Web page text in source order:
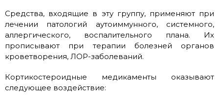
Средства, входящие в эту группу, применяют при
лечении патологий аутоиммунного, системного,
аллергического, воспалительного плана. Их
прописывают при терапии болезней органов
кроветворения, ЛОР-заболеваний.
Кортикостероидные медикаменты оказывают
следующее воздействие: